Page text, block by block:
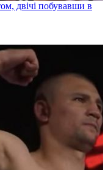
двічі побувавши в